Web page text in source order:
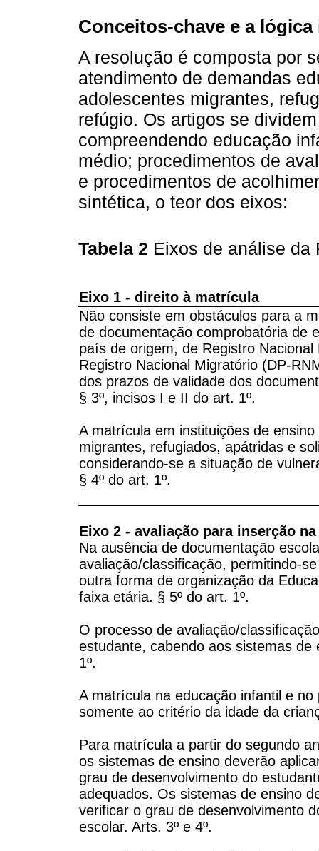
Conceitos-chave e a
A resolução é composta por
atendimento de demandas
adolescentes migrantes,
refúgio. Os artigos se
compreendendo educação
médio; procedimentos de
e procedimentos de
sintética, o teor dos eixos:
Tabela 2 Eixos de análise da
Eixo 1 - direito à matrícula
Não consiste em obstáculos para a
de documentação comprobatória de
país de origem, de Registro
Registro Nacional Migratório (DP-
dos prazos de validade dos
§ 3º, incisos I e II do art. 1º.
A matrícula em instituições de
migrantes, refugiados, apátridas e
considerando-se a situação de
§ 4º do art. 1º.
Eixo 2 - avaliação para inserção
Na ausência de documentação
avaliação/classificação, permitindo-
outra forma de organização da
faixa etária. § 5º do art. 1º.
O processo de avaliação/
estudante, cabendo aos sistemas
1º.
A matrícula na educação infantil e
somente ao critério da idade da
Para matrícula a partir do segundo
os sistemas de ensino deverão
grau de desenvolvimento do
adequados. Os sistemas de ensino
verificar o grau de desenvolvimento
escolar. Arts. 3º e 4º.